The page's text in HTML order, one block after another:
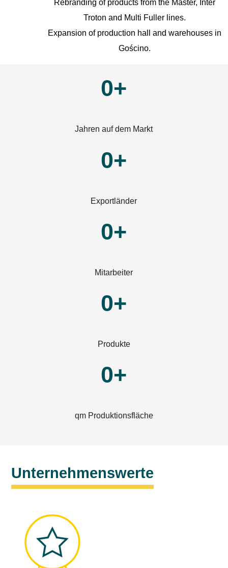
Rebranding of products from the Master, Inter
Troton and Multi Fuller lines.
Expansion of production hall and warehouses in
Gościno.
0+
Jahren auf dem Markt
0+
Exportländer
0+
Mitarbeiter
0+
Produkte
0+
qm Produktionsfläche
Unternehmenswerte